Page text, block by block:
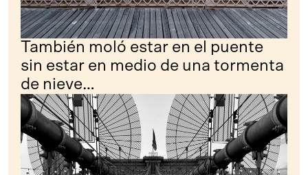
También moló estar en el puente
sin estar en medio de una tormenta
de nieve…